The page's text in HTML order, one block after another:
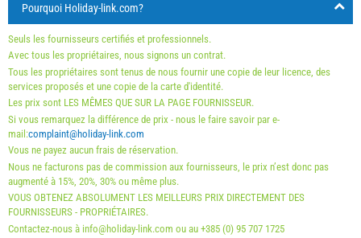
personnes
Offres:
Holiday-Link paie : 3 oct. 2025 - 31 déc. 2026 / - 10 %
Obligatoire:Inscriptions des clients (01.07. - 31.08): 10
EUR (once - par_person), Inscriptions des clients (01.01 -
30.06. / 01.09. - 31.12.): 5 EUR (once - par_person)
Pourquoi Holiday-link.com?
Seuls les fournisseurs certifiés et professionnels.
Avec tous les propriétaires, nous signons un contrat.
Tous les propriétaires sont tenus de nous fournir une copie de leur licence, des
services proposés et une copie de la carte d'identité.
Les prix sont LES MÊMES QUE SUR LA PAGE FOURNISSEUR.
Si vous remarquez la différence de prix - nous le faire savoir par e-
mail:complaint@holiday-link.com
Vous ne payez aucun frais de réservation.
Nous ne facturons pas de commission aux fournisseurs, le prix n’est donc pas
augmenté à 15%, 20%, 30% ou même plus.
VOUS OBTENEZ ABSOLUMENT LES MEILLEURS PRIX DIRECTEMENT DES
FOURNISSEURS - PROPRIÉTAIRES.
Contactez-nous à info@holiday-link.com ou au +385 (0) 95 707 1725